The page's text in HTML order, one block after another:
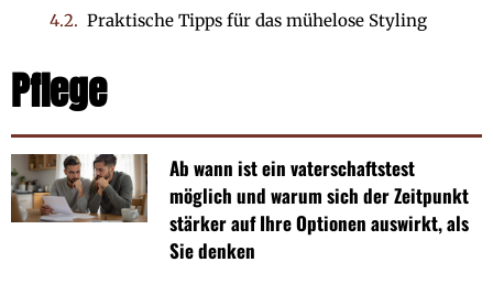
Praktische Tipps für das mühelose Styling
Pflege
Ab wann ist ein vaterschaftstest
möglich und warum sich der Zeitpunkt
stärker auf Ihre Optionen auswirkt, als
Sie denken